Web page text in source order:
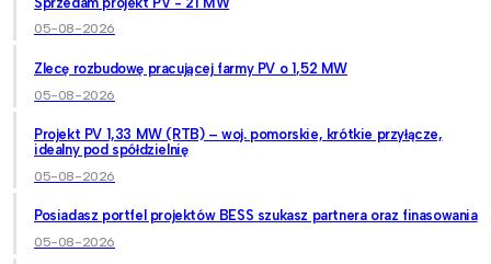
05-08-2026
Zlecę rozbudowę pracującej farmy PV o 1,52 MW
05-08-2026
Projekt PV 1,33 MW (RTB) – woj. pomorskie, krótkie przyłącze,
idealny pod spółdzielnię
05-08-2026
Posiadasz portfel projektów BESS szukasz partnera oraz finasowania
05-08-2026